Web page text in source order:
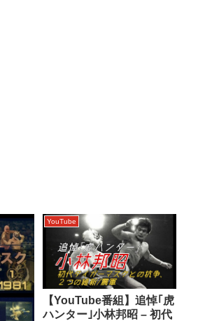
YouTube
【YouTube番組】追悼｢虎
ハンター｣小林邦昭 – 初代